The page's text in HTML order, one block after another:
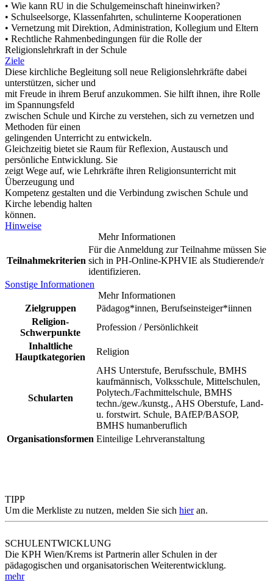
• Wie kann RU in die Schulgemeinschaft hineinwirken?
• Schulseelsorge, Klassenfahrten, schulinterne Kooperationen
• Vernetzung mit Direktion, Administration, Kollegium und Eltern
• Rechtliche Rahmenbedingungen für die Rolle der
Religionslehrkraft in der Schule
Ziele
Diese kirchliche Begleitung soll neue Religionslehrkräfte dabei
unterstützen, sicher und
mit Freude in ihrem Beruf anzukommen. Sie hilft ihnen, ihre Rolle
im Spannungsfeld
zwischen Schule und Kirche zu verstehen, sich zu vernetzen und
Methoden für einen
gelingenden Unterricht zu entwickeln.
Gleichzeitig bietet sie Raum für Reflexion, Austausch und
persönliche Entwicklung. Sie
zeigt Wege auf, wie Lehrkräfte ihren Religionsunterricht mit
Überzeugung und
Kompetenz gestalten und die Verbindung zwischen Schule und
Kirche lebendig halten
können.
Hinweise
Mehr Informationen
Teilnahmekriterien
Für die Anmeldung zur Teilnahme müssen Sie
sich in PH-Online-KPHVIE als Studierende/r
identifizieren.
Sonstige Informationen
Mehr Informationen
Zielgruppen
Pädagog*innen, Berufseinsteiger*iinnen
Religion-
Schwerpunkte
Profession / Persönlichkeit
Inhaltliche
Hauptkategorien
Religion
Schularten
AHS Unterstufe, Berufsschule, BMHS
kaufmännisch, Volksschule, Mittelschulen,
Polytech./Fachmittelschule, BMHS
techn./gew./kunstg., AHS Oberstufe, Land-
u. forstwirt. Schule, BAfEP/BASOP,
BMHS humanberuflich
Organisationsformen Einteilige Lehrveranstaltung
TIPP
Um die Merkliste zu nutzen, melden Sie sich hieran.
SCHULENTWICKLUNG
Die KPH Wien/Krems ist Partnerin aller Schulen in der
pädagogischen und organisatorischen Weiterentwicklung.
mehr